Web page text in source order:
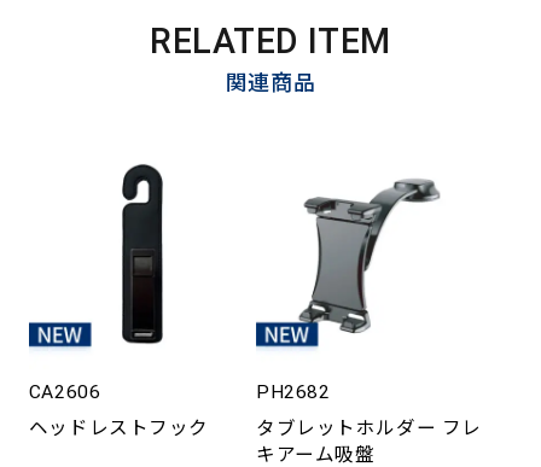
RELATED ITEM
関連商品
CA2606
ヘッドレストフック
PH2682
タブレットホルダー フレ
キアーム吸盤